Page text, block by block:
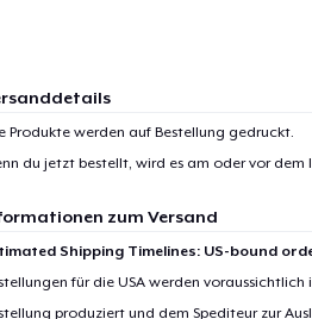
Produkte werden auf Bestellung gedruckt.
du jetzt bestellt, wird es am oder vor dem
zum Versand
Shipping Timelines: US-bound
für die USA werden
produziert und dem Spediteur zur